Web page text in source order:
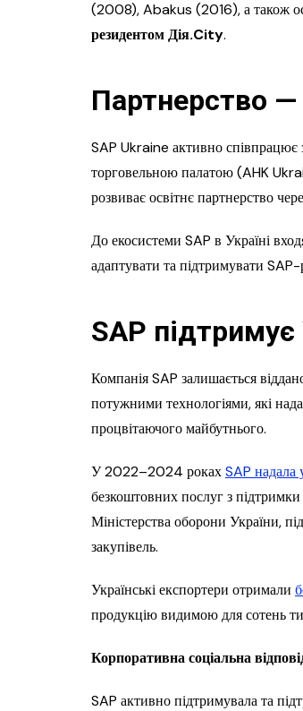
(2008), Abakus (2016), а також
резидентом Дія.City.
Партнерство —
SAP Ukraine активно співпрацює
торговельною палатою (AHK
розвиває освітнє партнерство
До екосистеми SAP в Україні
адаптувати та підтримувати SAP-
SAP підтримує
Компанія SAP залишається
потужними технологіями, які
процвітаючого майбутнього.
У 2022–2024 рокахSAP надала
безкоштовних послуг з підтримки
Міністерства оборони України,
закупівель.
Українські експортери отримали
продукцію видимою для сотень
Корпоративна соціальна
SAP активно підтримувала та